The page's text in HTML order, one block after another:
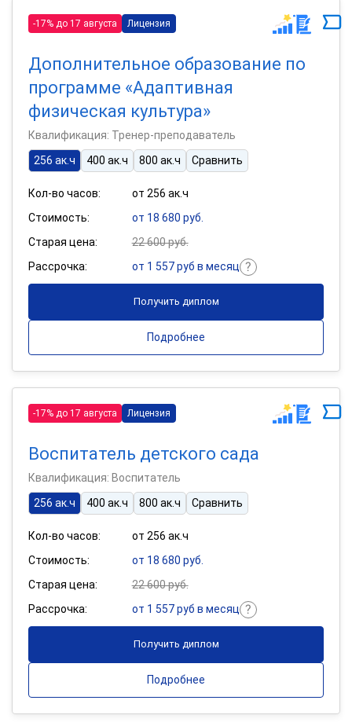
-17% до 17 августа Лицензия
Дополнительное образование по
программе «Адаптивная
физическая культура»
Квалификация: Тренер-преподаватель
256 ак.ч
400 ак.ч 800 ак.ч Сравнить
Кол-во часов:
от 256 ак.ч
Стоимость:
от 18 680 руб.
Старая цена:
22 600 руб.
Рассрочка:
от 1 557 руб в месяц
Получить диплом
Подробнее
-17% до 17 августа Лицензия
Воспитатель детского сада
Квалификация: Воспитатель
256 ак.ч
400 ак.ч 800 ак.ч Сравнить
Кол-во часов:
от 256 ак.ч
Стоимость:
от 18 680 руб.
Старая цена:
22 600 руб.
Рассрочка:
от 1 557 руб в месяц
Получить диплом
Подробнее